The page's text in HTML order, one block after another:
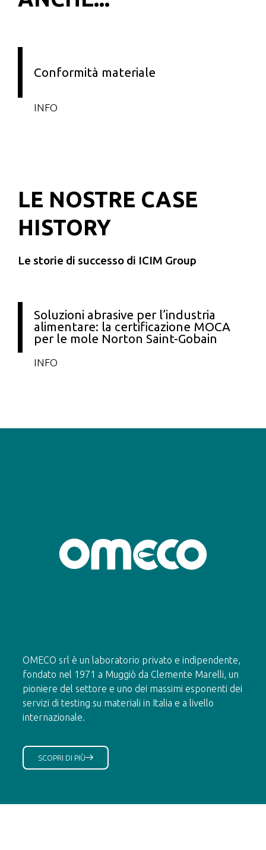
Conformità materiale
INFO
LE NOSTRE CASE
HISTORY
Le storie di successo di ICIM Group
Soluzioni abrasive per l’industria
alimentare: la certificazione MOCA
per le mole Norton Saint-Gobain
INFO
OMECO srl è un laboratorio privato e indipendente,
fondato nel 1971 a Muggiò da Clemente Marelli, un
pioniere del settore e uno dei massimi esponenti dei
servizi di testing su materiali in Italia e a livello
internazionale.
SCOPRI DI PIÙ